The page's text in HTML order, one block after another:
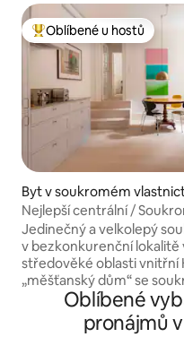
Nejlepší v kategorii
Oblíbené u hostů
Byt v soukromém
Nejlepší centrální /
apartmá / Umělecká
Jedinečný a velkolepý
v bezkonkurenční lokalitě
středověké oblasti vnitřní
„měšťanský dům“ se
vchodem z klidné
Luxusní apartmán o
který je spojením
Oblíbené
pronájmů